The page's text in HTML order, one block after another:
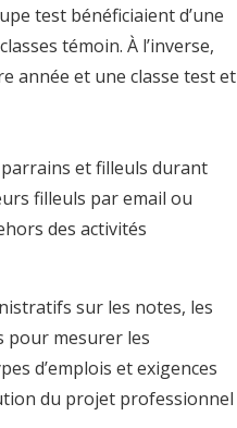
test bénéficiaient d’une
témoin. À l’inverse,
année et une classe test et
et filleuls durant
filleuls par email ou
des activités
sur les notes, les
pour mesurer les
d’emplois et exigences
du projet professionnel